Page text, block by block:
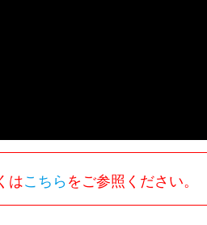
はこちら をご参照ください。